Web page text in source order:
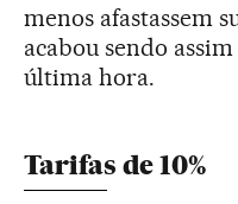
menos afastassem
acabou sendo
última hora.
Tarifas de 10%